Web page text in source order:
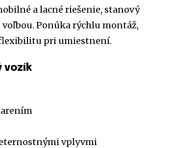
a lacné riešenie, stanový
Ponúka rýchlu montáž,
pri umiestnení.
vozík
vplyvmi